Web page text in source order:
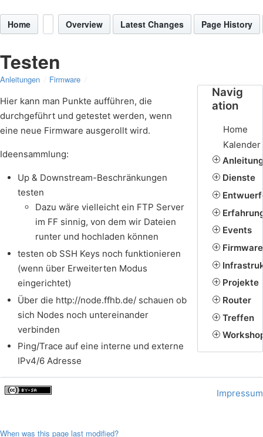
Home Overview Latest Changes Page History
Testen
Anleitungen Firmware
Navig
ation
Home
Kalender
Dienste
Events
Firmware
Projekte
Router
Treffen
Hier kann man Punkte aufführen, die
durchgeführt und getestet werden, wenn
eine neue Firmware ausgerollt wird.
Ideensammlung:
Up & Downstream-Beschränkungen
testen
Dazu wäre vielleicht ein FTP Server
im FF sinnig, von dem wir Dateien
runter und hochladen können
testen ob SSH Keys noch funktionieren
(wenn über Erweiterten Modus
eingerichtet)
Über die http://node.ffhb.de/ schauen ob
sich Nodes noch untereinander
verbinden
Ping/Trace auf eine interne und externe
IPv4/6 Adresse
Impressum
When was this page last modified?